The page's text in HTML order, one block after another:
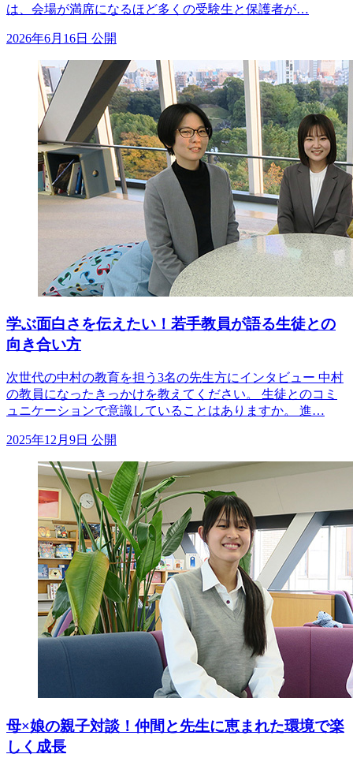
は、会場が満席になるほど多くの受験生と保護者が…
2026年6月16日 公開
学ぶ面白さを伝えたい！若手教員が語る生徒との
向き合い方
次世代の中村の教育を担う3名の先生方にインタビュー 中村
の教員になったきっかけを教えてください。 生徒とのコミ
ュニケーションで意識していることはありますか。 進…
2025年12月9日 公開
母×娘の親子対談！仲間と先生に恵まれた環境で楽
しく成長